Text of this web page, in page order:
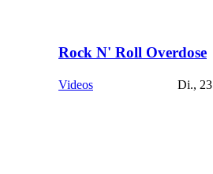
Rock N' Roll Overdose
Videos Di.,